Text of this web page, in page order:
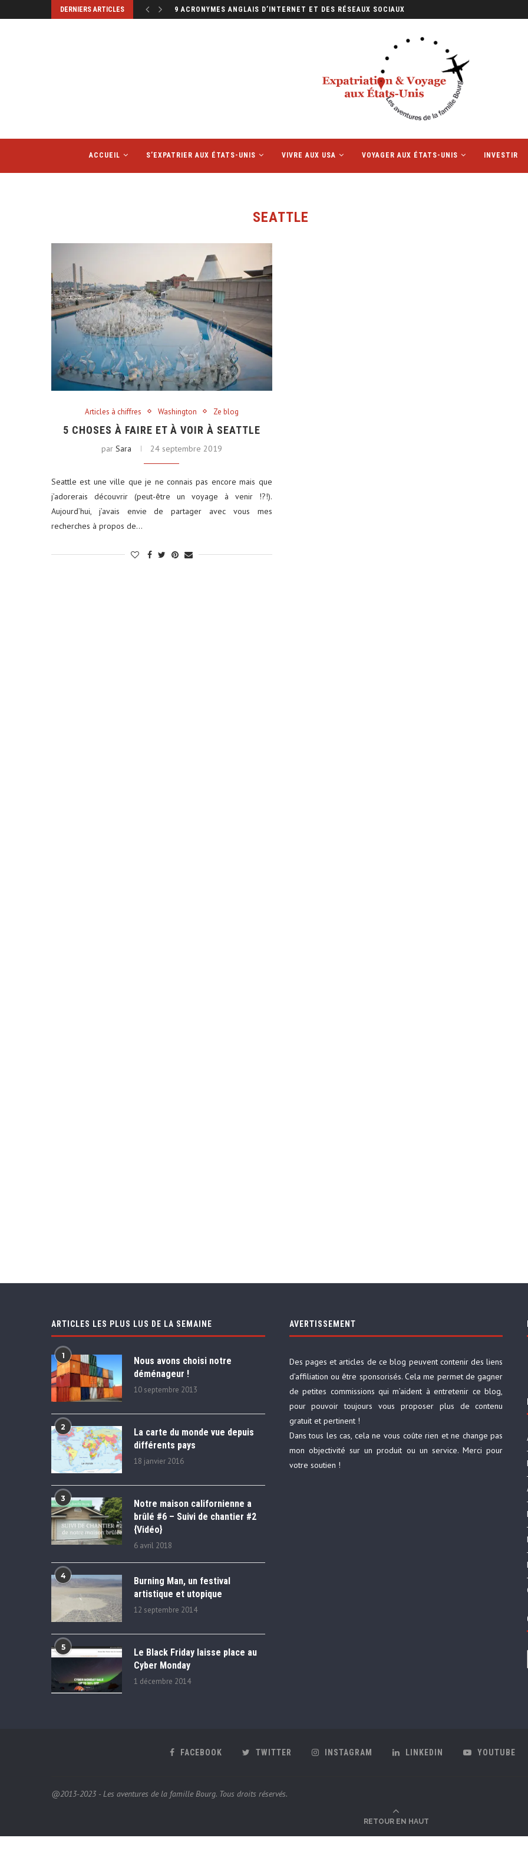
DERNIERS ARTICLES 9 ACRONYMES ANGLAIS D’INTERNET ET DES RÉSEAUX SOCIAUX
ACCUEIL S’EXPATRIER AUX ÉTATS-UNIS VIVRE AUX USA VOYAGER AUX ÉTATS-UNIS INVESTIR
SEATTLE
Articles à chiffres Washington Ze blog
5 CHOSES À FAIRE ET À VOIR À SEATTLE
par Sara 24 septembre 2019
Seattle est une ville que je ne connais pas encore mais que
j’adorerais découvrir (peut-être un voyage à venir !?!).
Aujourd’hui, j’avais envie de partager avec vous mes
recherches à propos de…
ARTICLES LES PLUS LUS DE LA SEMAINE
1
Nous avons choisi notre
déménageur !
10 septembre 2013
2
La carte du monde vue depuis
différents pays
18 janvier 2016
3
Notre maison californienne a
brûlé #6 – Suivi de chantier #2
{Vidéo}
6 avril 2018
4
Burning Man, un festival
artistique et utopique
12 septembre 2014
5
Le Black Friday laisse place au
Cyber Monday
1 décembre 2014
AVERTISSEMENT
Des pages et articles de ce blog peuvent contenir des liens
d’affiliation ou être sponsorisés. Cela me permet de gagner
de petites commissions qui m’aident à entretenir ce blog,
pour pouvoir toujours vous proposer plus de contenu
gratuit et pertinent !
Dans tous les cas, cela ne vous coûte rien et ne change pas
mon objectivité sur un produit ou un service. Merci pour
votre soutien !
FACEBOOK TWITTER INSTAGRAM LINKEDIN YOUTUBE
@2013-2023 - Les aventures de la famille Bourg. Tous droits réservés.
RETOUR EN HAUT